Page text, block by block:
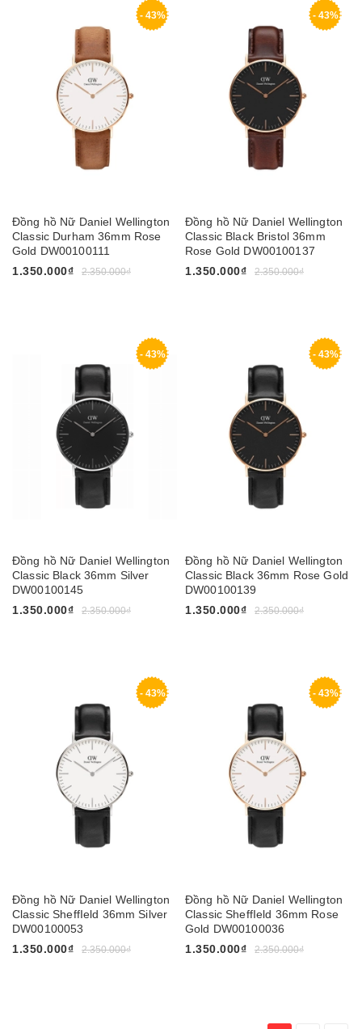
- 43%
Đồng hồ Nữ Daniel Wellington
Classic Durham 36mm Rose
Gold DW00100111
1.350.000₫
2.350.000₫
- 43%
Đồng hồ Nữ Daniel Wellington
Classic Black Bristol 36mm
Rose Gold DW00100137
1.350.000₫
2.350.000₫
- 43%
Đồng hồ Nữ Daniel Wellington
Classic Black 36mm Silver
DW00100145
1.350.000₫
2.350.000₫
- 43%
Đồng hồ Nữ Daniel Wellington
Classic Black 36mm Rose Gold
DW00100139
1.350.000₫
2.350.000₫
- 43%
Đồng hồ Nữ Daniel Wellington
Classic SheffIeld 36mm Silver
DW00100053
1.350.000₫
2.350.000₫
- 43%
Đồng hồ Nữ Daniel Wellington
Classic SheffIeld 36mm Rose
Gold DW00100036
1.350.000₫
2.350.000₫